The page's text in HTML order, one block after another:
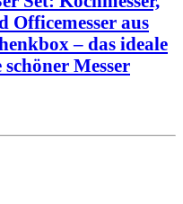
Officemesser aus
– das ideale
Messer